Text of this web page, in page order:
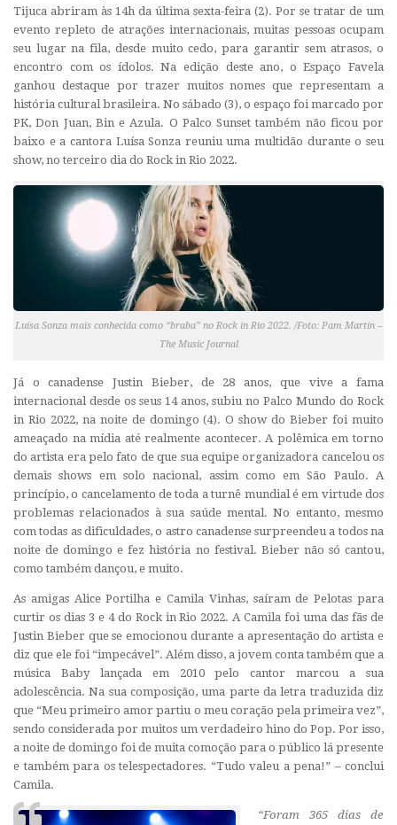
Tijuca abriram às 14h da última sexta-feira (2). Por se tratar de um
evento repleto de atrações internacionais, muitas pessoas ocupam
seu lugar na fila, desde muito cedo, para garantir sem atrasos, o
encontro com os ídolos. Na edição deste ano, o Espaço Favela
ganhou destaque por trazer muitos nomes que representam a
história cultural brasileira. No sábado (3), o espaço foi marcado por
PK, Don Juan, Bin e Azula. O Palco Sunset também não ficou por
baixo e a cantora Luísa Sonza reuniu uma multidão durante o seu
show, no terceiro dia do Rock in Rio 2022.
Luísa Sonza mais conhecida como “braba” no Rock in Rio 2022. /Foto: Pam Martin –
The Music Journal
Já o canadense Justin Bieber, de 28 anos, que vive a fama
internacional desde os seus 14 anos, subiu no Palco Mundo do Rock
in Rio 2022, na noite de domingo (4). O show do Bieber foi muito
ameaçado na mídia até realmente acontecer. A polêmica em torno
do artista era pelo fato de que sua equipe organizadora cancelou os
demais shows em solo nacional, assim como em São Paulo. A
princípio, o cancelamento de toda a turnê mundial é em virtude dos
problemas relacionados à sua saúde mental. No entanto, mesmo
com todas as dificuldades, o astro canadense surpreendeu a todos na
noite de domingo e fez história no festival. Bieber não só cantou,
como também dançou, e muito.
As amigas Alice Portilha e Camila Vinhas, saíram de Pelotas para
curtir os dias 3 e 4 do Rock in Rio 2022. A Camila foi uma das fãs de
Justin Bieber que se emocionou durante a apresentação do artista e
diz que ele foi “impecável”. Além disso, a jovem conta também que a
música Babylançada em 2010 pelo cantor marcou a sua
adolescência. Na sua composição, uma parte da letra traduzida diz
que “Meu primeiro amor partiu o meu coração pela primeira vez”,
sendo considerada por muitos um verdadeiro hino do Pop. Por isso,
a noite de domingo foi de muita comoção para o público lá presente
e também para os telespectadores. “Tudo valeu a pena!” – conclui
Camila.
“Foram 365 dias de